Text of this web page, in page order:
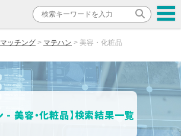
ッチング マテハン 美容・化粧品
- 美容・化粧品】検索結果一覧